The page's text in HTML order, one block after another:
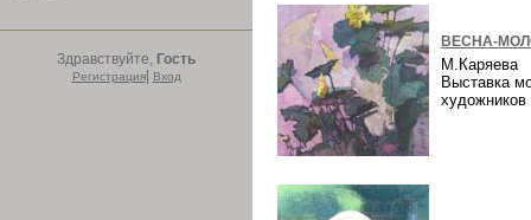
Здравствуйте, Гость
Регистрация| Вход
ВЕСНА-
М.Каряева
Выставка